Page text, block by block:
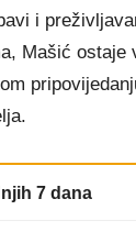
i
Mašić ostaje
7 dana